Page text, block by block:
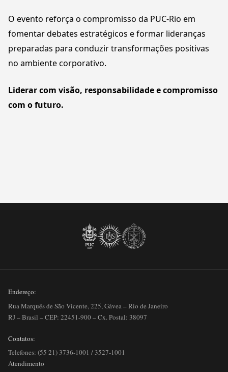
O evento reforça o compromisso da PUC-Rio em
fomentar debates estratégicos e formar lideranças
preparadas para conduzir transformações positivas
no ambiente corporativo.
Liderar com visão, responsabilidade e compromisso
com o futuro.
Endereço:
Rua Marquês de São Vicente, 225, Gávea – Rio de Janeiro
RJ – Brasil – CEP: 22451-900 – Cx. Postal: 38097
Contatos:
Telefones: (55 21) 3736-1001 / 3527-1001
Atendimento